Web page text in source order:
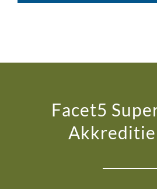
Facet5